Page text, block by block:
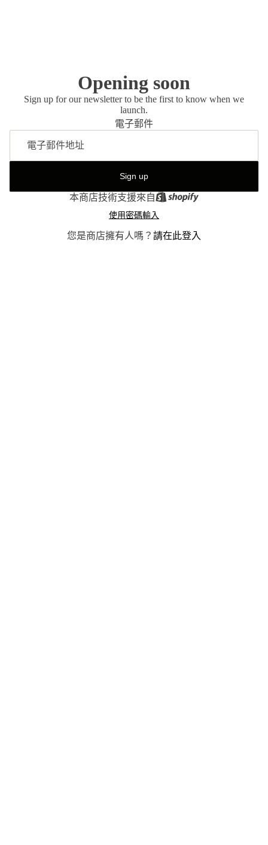
Opening soon
Sign up for our newsletter to be the first to know when we
launch.
電子郵件
Sign up
本商店技術支援來自
使用密碼輸入
您是商店擁有人嗎？ 請在此登入